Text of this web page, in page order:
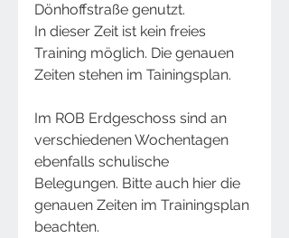
Dönhoffstraße genutzt.
In dieser Zeit ist kein freies
Training möglich. Die genauen
Zeiten stehen im Tainingsplan.
Im ROB Erdgeschoss sind an
verschiedenen Wochentagen
ebenfalls schulische
Belegungen. Bitte auch hier die
genauen Zeiten im Trainingsplan
beachten.